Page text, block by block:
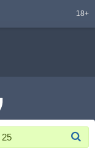
18+
25